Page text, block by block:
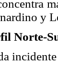
y
Norte-
incidente